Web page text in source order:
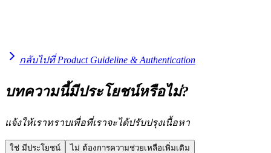
กลับไปที่ Product Guideline & Authentication
บทความนี้มีประโยชน์หรือไม่?
แจ้งให้เราทราบเพื่อที่เราจะได้ปรับปรุงเนื้อหา
ใช่ มีประโยชน์ ไม่ ต้องการความช่วยเหลือเพิ่มเติม